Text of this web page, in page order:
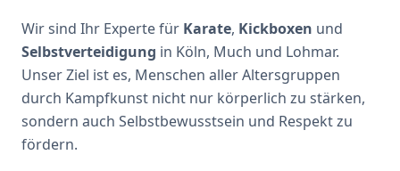
Wir sind Ihr Experte für Karate, Kickboxen und
Selbstverteidigung in Köln, Much und Lohmar.
Unser Ziel ist es, Menschen aller Altersgruppen
durch Kampfkunst nicht nur körperlich zu stärken,
sondern auch Selbstbewusstsein und Respekt zu
fördern.